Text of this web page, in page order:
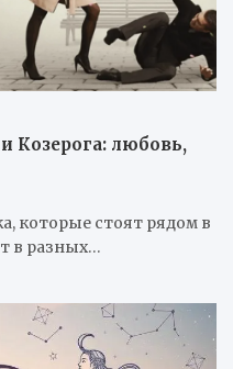
Козерога: любовь,
которые стоят рядом в
в разных…